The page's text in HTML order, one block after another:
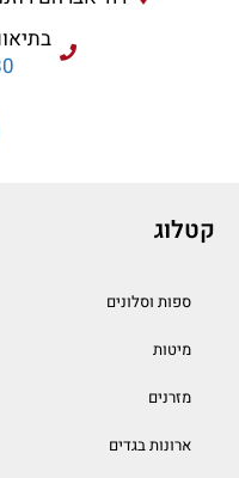
קטלוג
ספות וסלונים
מיטות
מזרנים
ארונות בגדים